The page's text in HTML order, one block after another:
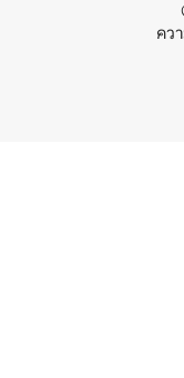
คว